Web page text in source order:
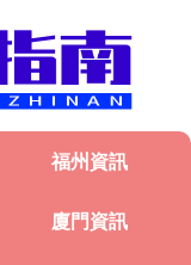
福州資訊
廈門資訊